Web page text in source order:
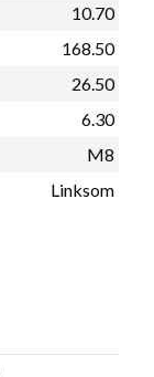
10.70
168.50
26.50
6.30
M8
Linksom